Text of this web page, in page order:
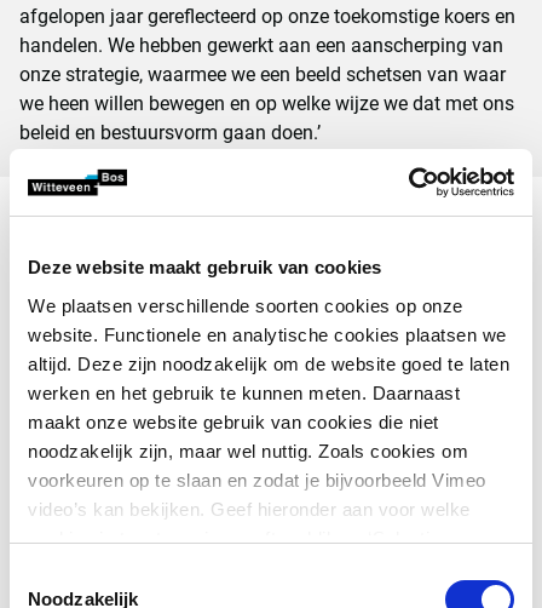
Deze website maakt gebruik van cookies
We plaatsen verschillende soorten cookies op onze
website. Functionele en analytische cookies plaatsen we
altijd. Deze zijn noodzakelijk om de website goed te laten
werken en het gebruik te kunnen meten. Daarnaast
maakt onze website gebruik van cookies die niet
noodzakelijk zijn, maar wel nuttig. Zoals cookies om
voorkeuren op te slaan en zodat je bijvoorbeeld Vimeo
video’s kan bekijken. Geef hieronder aan voor welke
cookies je toestemming geeft en klik op ‘Selectie
akkoord met het plaatsen van alle cookies.
Meer over
Noodzakelijk
afgelopen jaar gereflecteerd op onze toekomstige koers en
handelen. We hebben gewerkt aan een aanscherping van
onze strategie, waarmee we een beeld schetsen van waar
we heen willen bewegen en op welke wijze we dat met ons
beleid en bestuursvorm gaan doen.’
Directiewissel
De directie van Witteveen+Bos werd in 2024 gevormd door
Wouter Bijman, Eveline Buter en Stephan van der Biezen.
Bij Witteveen+Bos is statutair vastgelegd dat directieleden
terugtreden na een periode van acht jaar. Stephan van der
Biezen trad daarom op de AVA terug als directeur. Hij gaat
bij Witteveen+Bos verder aan de slag in onze projecten en
zal daarnaast tijd besteden aan externe adviesfuncties en
het onderwijs. Ook Eveline Buter trad terug als directeur. Zij
zoekt buiten de organisatie naar een andere invulling van